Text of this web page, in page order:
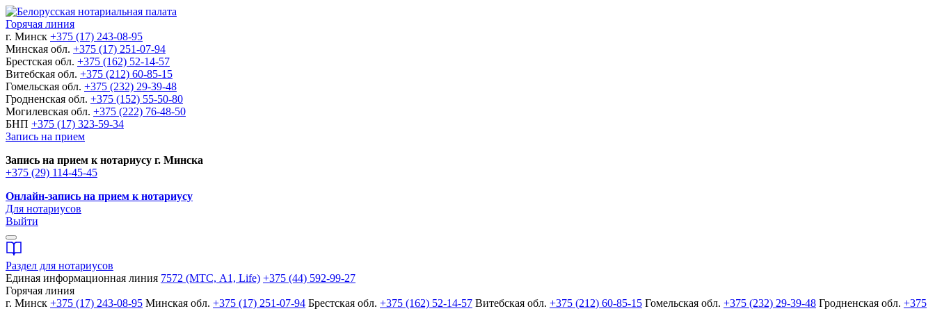
Горячая линия
г. Минск +375 (17) 243-08-95
Минская обл. +375 (17) 251-07-94
Брестская обл. +375 (162) 52-14-57
Витебская обл. +375 (212) 60-85-15
Гомельская обл. +375 (232) 29-39-48
Гродненская обл. +375 (152) 55-50-80
Могилевская обл. +375 (222) 76-48-50
БНП +375 (17) 323-59-34
Запись на прием
Запись на прием к нотариусу г. Минска
+375 (29) 114-45-45
Онлайн-запись на прием к нотариусу
Для нотариусов
Выйти
Раздел для нотариусов
Единая информационная линия 7572 (МТС, A1, Life) +375 (44) 592-99-27
Горячая линия
г. Минск +375 (17) 243-08-95 Минская обл. +375 (17) 251-07-94 Брестская обл. +375 (162) 52-14-57 Витебская обл. +375 (212) 60-85-15 Гомельская обл. +375 (232) 29-39-48 Гродненская обл. +375